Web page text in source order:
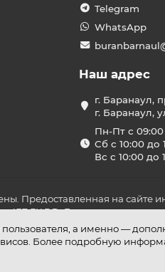
пользователя, а именно —
Более подробную
Telegram
WhatsApp
Наш адрес
г. Баранаул,
г. Баранаул,
Пн-Пт с 09:00
Сб с 10:00 до
Вс с 10:00 до
Предоставленная на сайте
ГК РФ. До оплаты товара